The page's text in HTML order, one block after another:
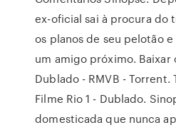
ex-oficial sai à procura do
os planos de seu pelotão
um amigo próximo. Baixar
Dublado - RMVB -
Filme Rio 1 - Dublado.
domesticada que nunca